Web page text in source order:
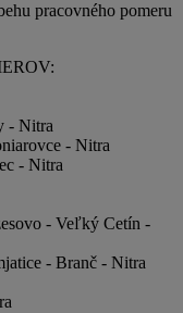
pracovného pomeru
- Nitra
- Nitra
- Nitra
- Veľký Cetín -
- Branč - Nitra